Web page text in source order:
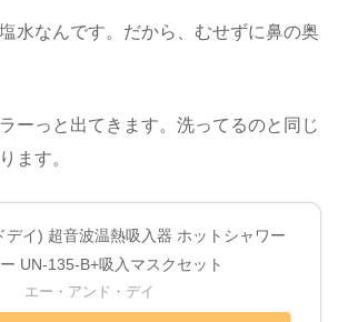
水なんです。だから、むせずに鼻の奥
ーっと出てきます。洗ってるのと同じ
ます。
デイ) 超音波温熱吸入器 ホットシャワー
UN-135-B+吸入マスクセット
エー・アンド・デイ